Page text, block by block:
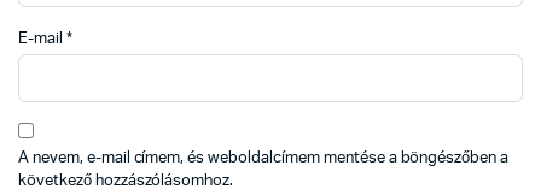
E-mail *
A nevem, e-mail címem, és weboldalcímem mentése a böngészőben a
következő hozzászólásomhoz.